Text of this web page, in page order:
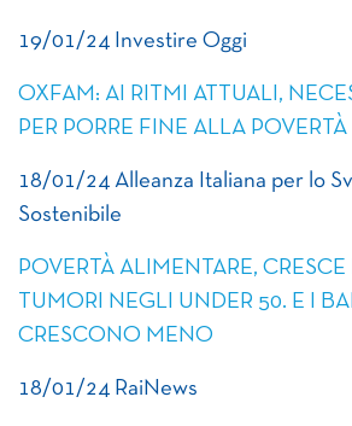
19/01/24 Investire Oggi
OXFAM: AI RITMI ATTUALI,
PER PORRE FINE ALLA POVERTÀ
18/01/24 Alleanza Italiana per lo
Sostenibile
POVERTÀ ALIMENTARE,
TUMORI NEGLI UNDER 50. E I
CRESCONO MENO
18/01/24 RaiNews